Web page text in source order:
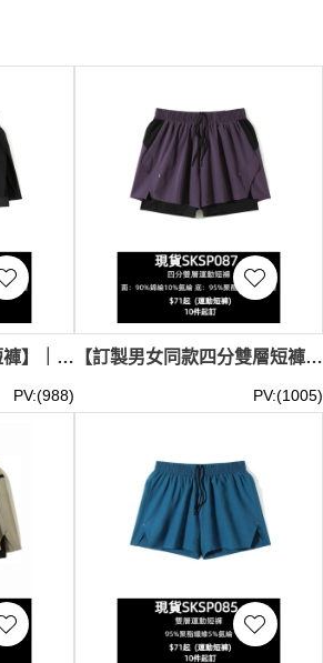
擇iGift的現貨運動褲，無論是在健身
休閒，都能提供絕佳的支持和舒適。
最少訂購量 -MOQ: 1件起 ； 價格：
而定。
貨期約需3-7天
【選購三分雙層跑步短褲】｜外層沖孔設計｜內襯彈力緊身褲｜內襯設有口袋｜兩側開叉設計｜現貨主推｜短褲批發 SKSP088-MBTY-H51191
PV:(988)
【訂製男女同款四分雙層短褲】｜圓角切片結構｜內襯彈力緊身褲｜內襯側口袋+後口袋｜現貨主推｜四分雙層短褲專門店 SKSP087-MBTY-H51149
PV:(1005)